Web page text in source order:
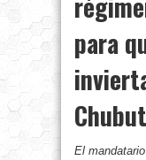
para
Chubut
El